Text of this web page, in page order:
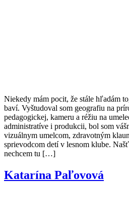
Niekedy mám pocit, že stále hľadám
baví. Vyštudoval som geografiu na
pedagogickej, kameru a réžiu na
administratíve i produkcii, bol som
vizuálnym umelcom, zdravotným
sprievodcom detí v lesnom klube.
nechcem tu […]
Katarína Paľovová